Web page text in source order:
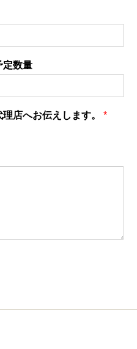
定数量
店へお伝えします。 *